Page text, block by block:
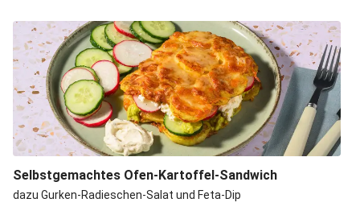
Selbstgemachtes Ofen-Kartoffel-Sandwich
dazu Gurken-Radieschen-Salat und Feta-Dip